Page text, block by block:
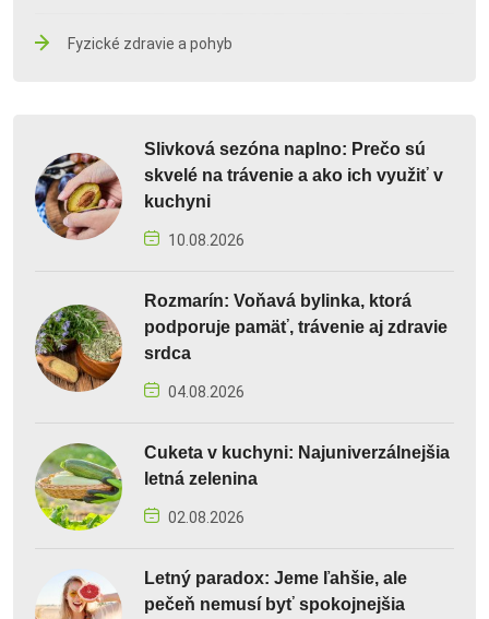
Fyzické zdravie a pohyb
Slivková sezóna naplno: Prečo sú
skvelé na trávenie a ako ich využiť v
kuchyni
10.08.2026
Rozmarín: Voňavá bylinka, ktorá
podporuje pamäť, trávenie aj zdravie
srdca
04.08.2026
Cuketa v kuchyni: Najuniverzálnejšia
letná zelenina
02.08.2026
Letný paradox: Jeme ľahšie, ale
pečeň nemusí byť spokojnejšia